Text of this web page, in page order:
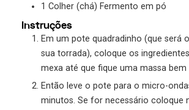
1 Colher (chá) Fermento em pó
Instruções
Em um pote quadradinho (que será
sua torrada), coloque os
mexa até que fique uma massa bem
Então leve o pote para o micro-
minutos. Se for necessário coloque